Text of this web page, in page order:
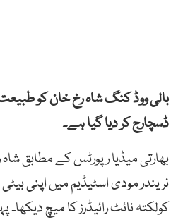
بالی ووڈ کنگ شاہ رخ خان کو
ڈسچارج کر دیا گیا ہے۔
نریندر مودی اسٹیڈیم میں اپنی
کولکتہ نائٹ رائیڈرز کا میچ دیکھا۔